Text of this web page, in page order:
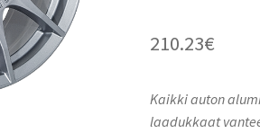
210.23€
Kaikki auton
laadukkaat